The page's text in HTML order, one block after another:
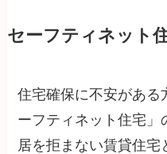
セーフティネット
住宅確保に不安がある
ーフティネット住宅」
居を拒まない賃貸住宅